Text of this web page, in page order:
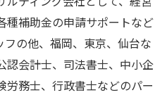
種補助金の申請サポートなど
フの他、福岡、東京、仙台な
認会計士、司法書士、中小企
労務士、行政書士などのパー